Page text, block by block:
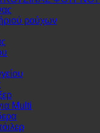
ρούχων
Multi